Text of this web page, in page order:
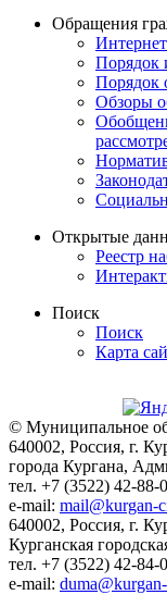
Обращения
Порядок
Порядок
Обзоры
Открытые
Реестр
Поиск
Поиск
Карта
© Муниципальное
640002, Россия, г.
города Кургана,
тел. +7 (3522) 42-88-
e-mail: mail@kurgan-
640002, Россия, г.
Курганская
тел. +7 (3522) 42-84-
e-mail: